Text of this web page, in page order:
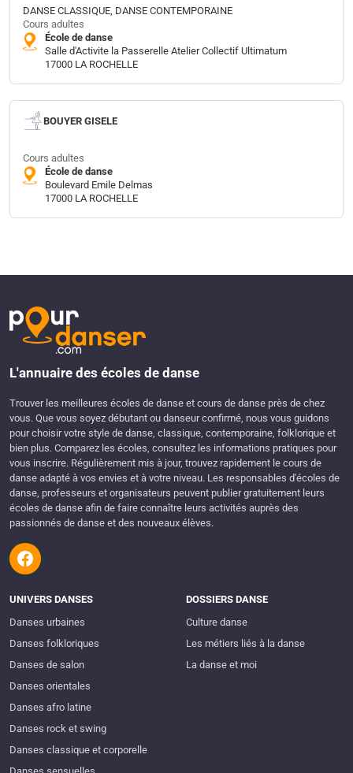
DANSE CLASSIQUE, DANSE CONTEMPORAINE
Cours adultes
École de danse
Salle d'Activite la Passerelle Atelier Collectif Ultimatum
17000 LA ROCHELLE
BOUYER GISELE
Cours adultes
École de danse
Boulevard Emile Delmas
17000 LA ROCHELLE
L'annuaire des écoles de danse
Trouver les meilleures écoles de danse et cours de danse près de chez
vous. Que vous soyez débutant ou danseur confirmé, nous vous guidons
pour choisir votre style de danse, classique, contemporaine, folklorique et
bien plus. Comparez les écoles, consultez les informations pratiques pour
vous inscrire. Régulièrement mis à jour, trouvez rapidement le cours de
danse adapté à vos envies et à votre niveau. Les responsables d'écoles de
danse, professeurs et organisateurs peuvent publier gratuitement leurs
écoles de danse afin de faire connaître leurs activités auprès des
passionnés de danse et des nouveaux élèves.
UNIVERS DANSES
Danses urbaines
Danses folkloriques
Danses de salon
Danses orientales
Danses afro latine
Danses rock et swing
Danses classique et corporelle
DOSSIERS DANSE
Culture danse
Les métiers liés à la danse
La danse et moi